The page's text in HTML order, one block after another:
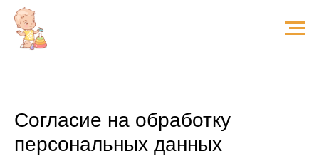
Согласие на обработку
персональных данных